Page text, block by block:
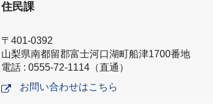
住民課
〒401-0392
山梨県南都留郡富士河口湖町船津1700番地
電話 : 0555-72-1114（直通）
お問い合わせはこちら